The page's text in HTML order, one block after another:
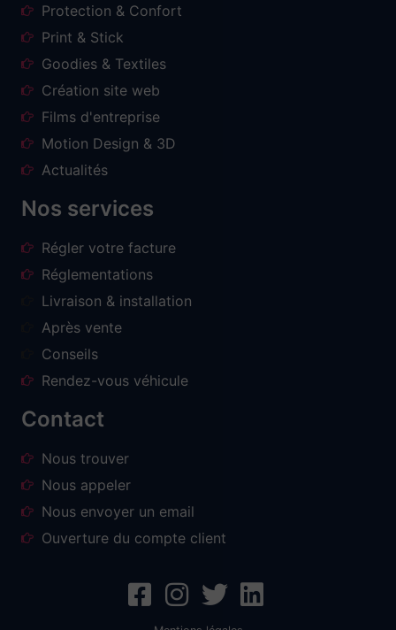
Protection & Confort
Print & Stick
Goodies & Textiles
Création site web
Films d'entreprise
Motion Design & 3D
Actualités
Nos services
Régler votre facture
Réglementations
Livraison & installation
Après vente
Conseils
Rendez-vous véhicule
Contact
Nous trouver
Nous appeler
Nous envoyer un email
Ouverture du compte client